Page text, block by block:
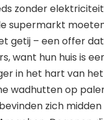
zonder
supermarkt
getij – een offer
want hun huis is
in het hart van
wadhutten op
zich